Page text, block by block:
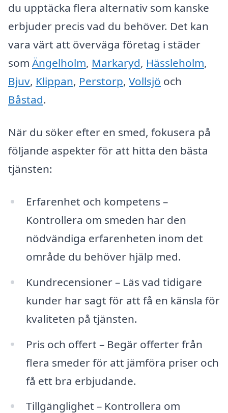
du upptäcka flera alternativ som kanske
erbjuder precis vad du behöver. Det kan
vara värt att överväga företag i städer
som Ängelholm, Markaryd, Hässleholm,
Bjuv, Klippan, Perstorp, Vollsjö och
Båstad.
När du söker efter en smed, fokusera på
följande aspekter för att hitta den bästa
tjänsten:
Erfarenhet och kompetens –
Kontrollera om smeden har den
nödvändiga erfarenheten inom det
område du behöver hjälp med.
Kundrecensioner – Läs vad tidigare
kunder har sagt för att få en känsla för
kvaliteten på tjänsten.
Pris och offert – Begär offerter från
flera smeder för att jämföra priser och
få ett bra erbjudande.
Tillgänglighet – Kontrollera om